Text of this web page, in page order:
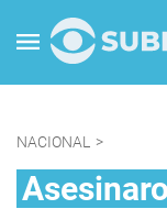
NACIONAL >